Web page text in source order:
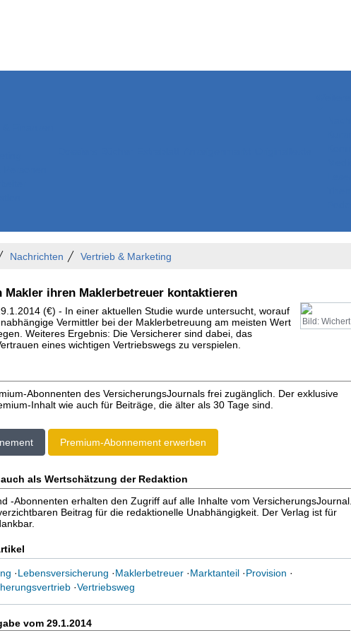
Nachrichten Vertrieb & Marketing
Makler ihren Maklerbetreuer kontaktieren
Bild: Wichert
(€) - In einer aktuellen Studie wurde untersucht, worauf
Vermittler bei der Maklerbetreuung am meisten Wert
Weiteres Ergebnis: Die Versicherer sind dabei, das
eines wichtigen Vertriebswegs zu verspielen.
Abonnenten des VersicherungsJournals frei zugänglich. Der exklusive
Inhalt wie auch für Beiträge, die älter als 30 Tage sind.
Premium-Abonnement erwerben
als Wertschätzung der Redaktion
-Abonnenten erhalten den Zugriff auf alle Inhalte vom VersicherungsJournal.
Beitrag für die redaktionelle Unabhängigkeit. Der Verlag ist für
·Lebensversicherung ·Maklerbetreuer·Marktanteil·Provision ·
·Vertriebsweg
vom 29.1.2014